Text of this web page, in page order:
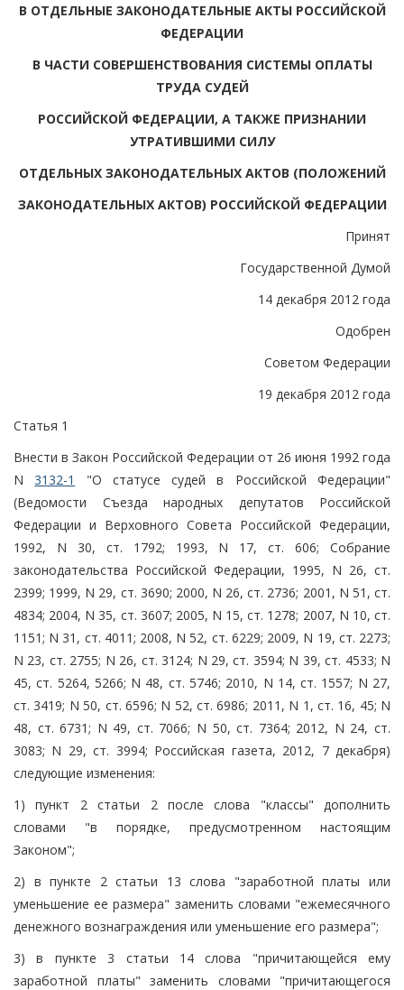
В ОТДЕЛЬНЫЕ ЗАКОНОДАТЕЛЬНЫЕ АКТЫ РОССИЙСКОЙ
ФЕДЕРАЦИИ
В ЧАСТИ СОВЕРШЕНСТВОВАНИЯ СИСТЕМЫ ОПЛАТЫ
ТРУДА СУДЕЙ
РОССИЙСКОЙ ФЕДЕРАЦИИ, А ТАКЖЕ ПРИЗНАНИИ
УТРАТИВШИМИ СИЛУ
ОТДЕЛЬНЫХ ЗАКОНОДАТЕЛЬНЫХ АКТОВ (ПОЛОЖЕНИЙ
ЗАКОНОДАТЕЛЬНЫХ АКТОВ) РОССИЙСКОЙ ФЕДЕРАЦИИ
Принят
Государственной Думой
14 декабря 2012 года
Одобрен
Советом Федерации
19 декабря 2012 года
Статья 1
Внести в Закон Российской Федерации от 26 июня 1992 года
N3132-1
"О статусе судей в Российской Федерации"
(Ведомости Съезда народных депутатов Российской
Федерации и Верховного Совета Российской Федерации,
1992, N 30, ст. 1792; 1993, N 17, ст. 606; Собрание
законодательства Российской Федерации, 1995, N 26, ст.
2399; 1999, N 29, ст. 3690; 2000, N 26, ст. 2736; 2001, N 51, ст.
4834; 2004, N 35, ст. 3607; 2005, N 15, ст. 1278; 2007, N 10, ст.
1151; N 31, ст. 4011; 2008, N 52, ст. 6229; 2009, N 19, ст. 2273;
N 23, ст. 2755; N 26, ст. 3124; N 29, ст. 3594; N 39, ст. 4533; N
45, ст. 5264, 5266; N 48, ст. 5746; 2010, N 14, ст. 1557; N 27,
ст. 3419; N 50, ст. 6596; N 52, ст. 6986; 2011, N 1, ст. 16, 45; N
48, ст. 6731; N 49, ст. 7066; N 50, ст. 7364; 2012, N 24, ст.
3083; N 29, ст. 3994; Российская газета, 2012, 7 декабря)
следующие изменения:
1) пункт 2 статьи 2 после слова "классы" дополнить
словами "в порядке, предусмотренном настоящим
Законом";
2) в пункте 2 статьи 13 слова "заработной платы или
уменьшение ее размера" заменить словами "ежемесячного
денежного вознаграждения или уменьшение его размера";
3) в пункте 3 статьи 14 слова "причитающейся ему
заработной платы" заменить словами "причитающегося